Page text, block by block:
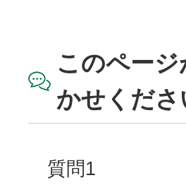
このペー
かせくださ
質問1